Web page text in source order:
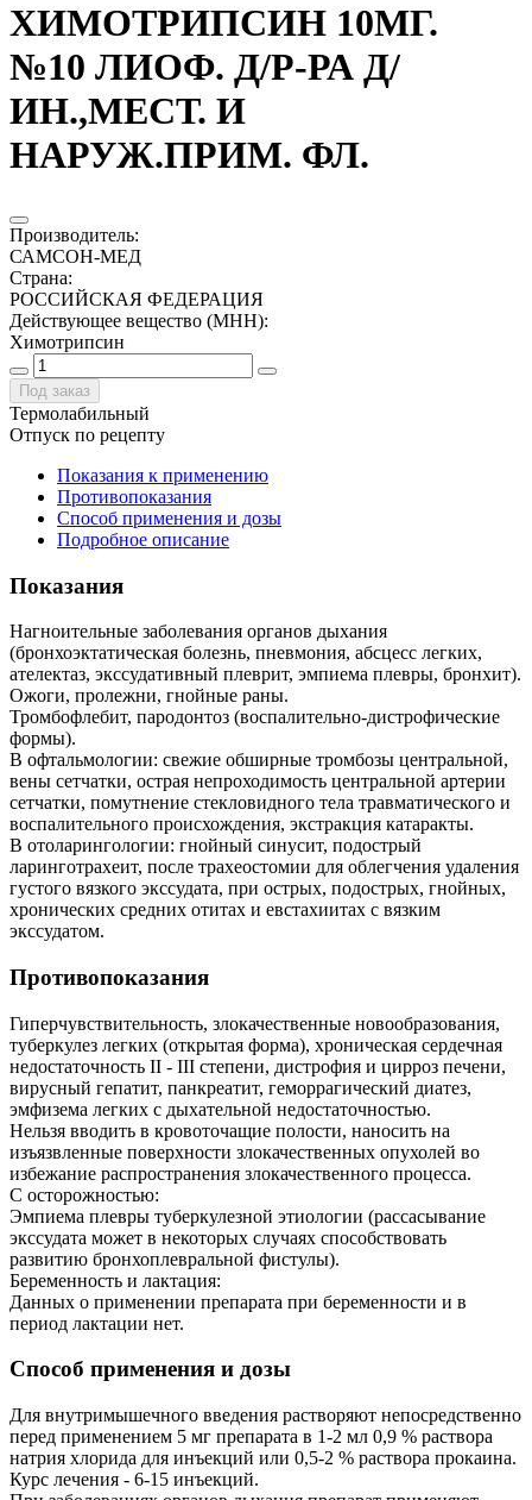
ХИМОТРИПСИН 10МГ.
№10 ЛИОФ. Д/Р-РА Д/
ИН.,МЕСТ. И
НАРУЖ.ПРИМ. ФЛ.
Производитель:
САМСОН-МЕД
Страна:
РОССИЙСКАЯ ФЕДЕРАЦИЯ
Действующее вещество (МНН):
Химотрипсин
Под заказ
Термолабильный
Отпуск по рецепту
Показания к применению
Противопоказания
Способ применения и дозы
Подробное описание
Показания
Нагноительные заболевания органов дыхания
(бронхоэктатическая болезнь, пневмония, абсцесс легких,
ателектаз, экссудативный плеврит, эмпиема плевры, бронхит).
Ожоги, пролежни, гнойные раны.
Тромбофлебит, пародонтоз (воспалительно-дистрофические
формы).
В офтальмологии: свежие обширные тромбозы центральной,
вены сетчатки, острая непроходимость центральной артерии
сетчатки, помутнение стекловидного тела травматического и
воспалительного происхождения, экстракция катаракты.
В отоларингологии: гнойный синусит, подострый
ларинготрахеит, после трахеостомии для облегчения удаления
густого вязкого экссудата, при острых, подострых, гнойных,
хронических средних отитах и евстахиитах с вязким
экссудатом.
Противопоказания
Гиперчувствительность, злокачественные новообразования,
туберкулез легких (открытая форма), хроническая сердечная
недостаточность II - III степени, дистрофия и цирроз печени,
вирусный гепатит, панкреатит, геморрагический диатез,
эмфизема легких с дыхательной недостаточностью.
Нельзя вводить в кровоточащие полости, наносить на
изъязвленные поверхности злокачественных опухолей во
избежание распространения злокачественного процесса.
С осторожностью:
Эмпиема плевры туберкулезной этиологии (рассасывание
экссудата может в некоторых случаях способствовать
развитию бронхоплевральной фистулы).
Беременность и лактация:
Данных о применении препарата при беременности и в
период лактации нет.
Способ применения и дозы
Для внутримышечного введения растворяют непосредственно
перед применением 5 мг препарата в 1-2 мл 0,9 % раствора
натрия хлорида для инъекций или 0,5-2 % раствора прокаина.
Курс лечения - 6-15 инъекций.